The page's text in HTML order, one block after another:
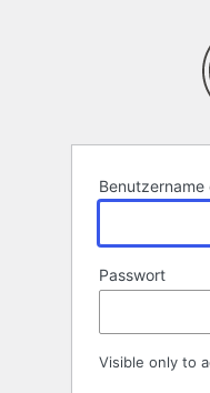
Passwort
Visible only to